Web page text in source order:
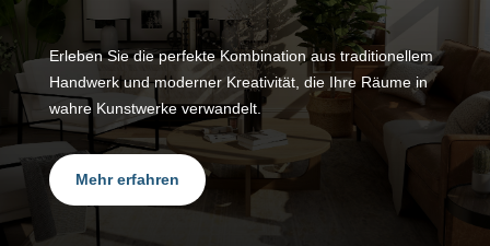
Erleben Sie die perfekte Kombination aus traditionellem
Handwerk und moderner Kreativität, die Ihre Räume in
wahre Kunstwerke verwandelt.
Mehr erfahren